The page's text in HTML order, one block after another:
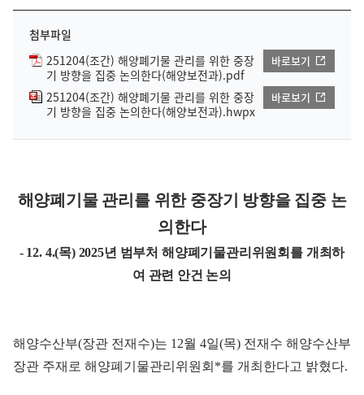
첨부파일
251204(조간) 해양폐기물 관리를 위한 중장
기 방향을 집중 논의한다(해양보전과).pdf
바로보기
251204(조간) 해양폐기물 관리를 위한 중장
기 방향을 집중 논의한다(해양보전과).hwpx
바로보기
해양폐기물 관리를 위한 중장기 방향을 집중 논
의한다
- 12. 4.(목) 2025년 범부처 해양폐기물관리위원회를 개최하
여 관련 안건 논의
해양수산부(장관 전재수)는 12월 4일(목) 전재수 해양수산부
장관 주재로 해양폐기물관리위원회*를 개최한다고 밝혔다.